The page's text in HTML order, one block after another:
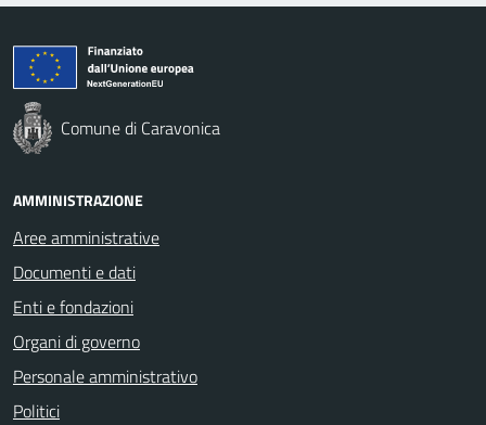
Comune di Caravonica
AMMINISTRAZIONE
Aree amministrative
Documenti e dati
Enti e fondazioni
Organi di governo
Personale amministrativo
Politici